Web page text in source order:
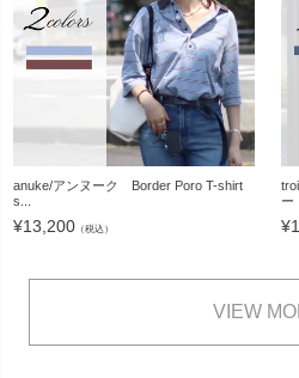
anuke/アンヌーク Border Poro T-shirt
s...
¥13,200 （税込）
ー
¥
VIEW